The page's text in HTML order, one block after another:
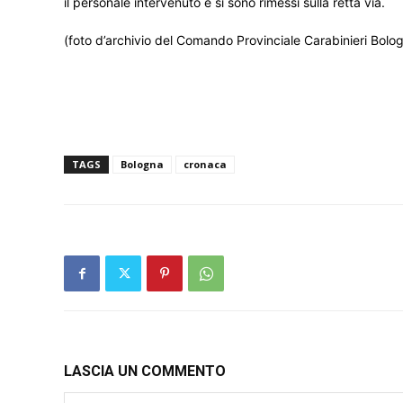
(foto d’archivio del Comando Provinciale Carabinieri
TAGS Bologna cronaca
LASCIA UN COMMENTO